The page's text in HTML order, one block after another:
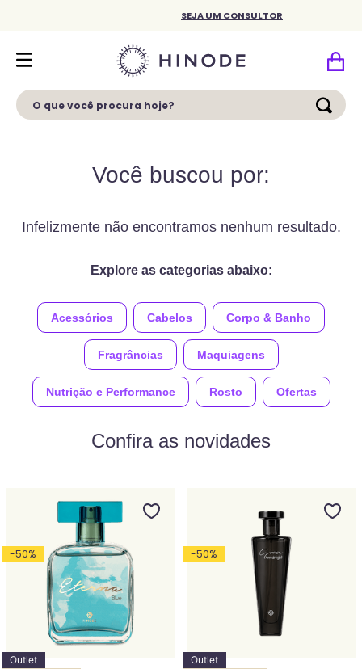
SEJA UM CONSULTOR
O que você procura hoje?
Você buscou por:
Infelizmente não encontramos nenhum resultado.
Explore as categorias abaixo:
Acessórios Cabelos Corpo & Banho
Fragrâncias Maquiagens
Nutrição e Performance Rosto Ofertas
Confira as novidades
-50%
Outlet
-50%
Outlet